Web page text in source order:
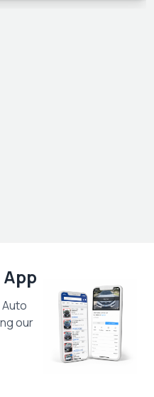
Auto
our